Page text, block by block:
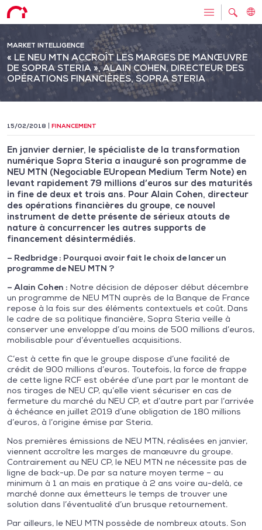
MARKET INTELLIGENCE
« LE NEU MTN ACCROÎT LES MARGES DE MANŒUVRE
DE SOPRA STERIA », ALAIN COHEN, DIRECTEUR DES
OPÉRATIONS FINANCIÈRES, SOPRA STERIA
15/02/2018 FINANCEMENT
En janvier dernier, le spécialiste de la transformation
numérique Sopra Steria a inauguré son programme de
NEU MTN (Negociable EUropean Medium Term Note) en
levant rapidement 79 millions d’euros sur des maturités
in fine de deux et trois ans. Pour Alain Cohen, directeur
des opérations financières du groupe, ce nouvel
instrument de dette présente de sérieux atouts de
nature à concurrencer les autres supports de
financement désintermédiés.
– Redbridge : Pourquoi avoir fait le choix de lancer un
programme de NEU MTN ?
– Alain Cohen : Notre décision de déposer début décembre
un programme de NEU MTN auprès de la Banque de France
repose à la fois sur des éléments contextuels et coût. Dans
le cadre de sa politique financière, Sopra Steria veille à
conserver une enveloppe d’au moins de 500 millions d’euros,
mobilisable pour d’éventuelles acquisitions.
C’est à cette fin que le groupe dispose d’une facilité de
crédit de 900 millions d’euros. Toutefois, la force de frappe
de cette ligne RCF est obérée d’une part par le montant de
nos tirages de NEU CP, qu’elle vient sécuriser en cas de
fermeture du marché du NEU CP, et d’autre part par l’arrivée
à échéance en juillet 2019 d’une obligation de 180 millions
d’euros, à l’origine émise par Steria.
Nos premières émissions de NEU MTN, réalisées en janvier,
viennent accroître les marges de manœuvre du groupe.
Contrairement au NEU CP, le NEU MTN ne nécessite pas de
ligne de back-up. De par sa nature moyen terme – au
minimum à 1 an mais en pratique à 2 ans voire au-delà, ce
marché donne aux émetteurs le temps de trouver une
solution dans l’éventualité d’un brusque retournement.
Par ailleurs, le NEU MTN possède de nombreux atouts. Son